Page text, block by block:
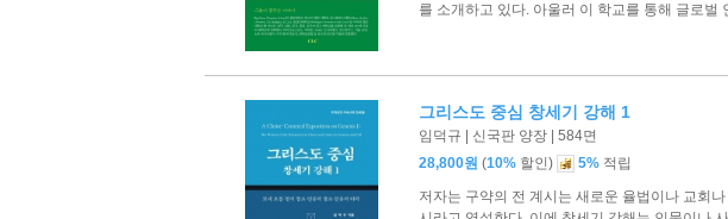
를 소개하고 있다. 아울러 이 학교를 통해 글로
그리스도 중심 창세기 강해 1
임덕규 | 신국판 양장 | 584면
28,800원 (10% 할인) 5% 적립
저자는 구약의 전 계시는 새로운 율법이나 교회